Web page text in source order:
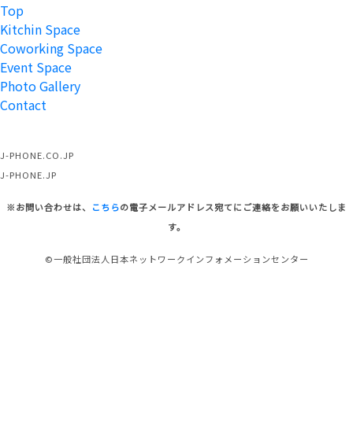
Top
Kitchin Space
Coworking Space
Event Space
Photo Gallery
Contact
J-PHONE.CO.JP
J-PHONE.JP
※お問い合わせは、 こちらの電子メールアドレス宛てにご連絡をお願いいたしま
す。
©一般社団法人日本ネットワークインフォメーションセンター